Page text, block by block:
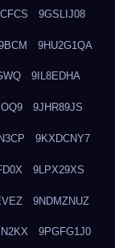
9GSLIJ08
9HU2G1QA
9IL8EDHA
9JHR89JS
9KXDCNY7
9LPX29XS
9NDMZNUZ
9PGFG1J0